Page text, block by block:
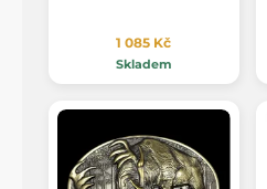
1 085 Kč
Skladem